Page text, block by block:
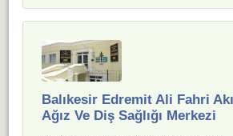
Balıkesir Edremit Ali Fahri
Ağız Ve Diş Sağlığı Merkezi